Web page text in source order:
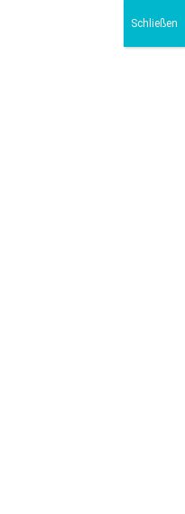
Schließen